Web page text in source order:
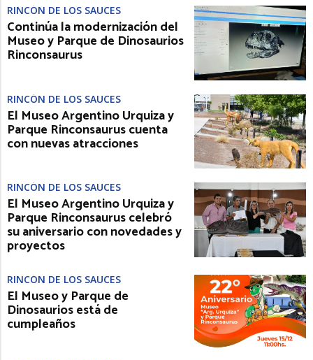
RINCÓN DE LOS SAUCES
Continúa la modernización del
Museo y Parque de Dinosaurios
Rinconsaurus
RINCÓN DE LOS SAUCES
El Museo Argentino Urquiza y
Parque Rinconsaurus cuenta
con nuevas atracciones
RINCÓN DE LOS SAUCES
El Museo Argentino Urquiza y
Parque Rinconsaurus celebró
su aniversario con novedades y
proyectos
RINCÓN DE LOS SAUCES
El Museo y Parque de
Dinosaurios está de
cumpleaños